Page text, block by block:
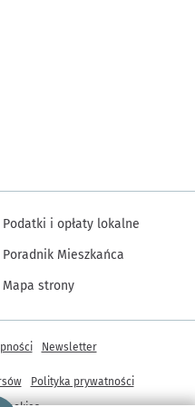
Podatki i opłaty lokalne
Poradnik Mieszkańca
Mapa strony
Newsletter
Polityka prywatności